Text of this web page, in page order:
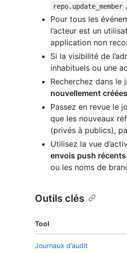
repo.update_member
Pour tous les
l’acteur est un
application non
Si la visibilité de
inhabituels ou une
Recherchez dans le
nouvellement
Passez en revue le
que les nouveaux
(privés à publics),
Utilisez la vue
envois push récents
ou les noms de
Outils clés
Tool
Journaux d’audit